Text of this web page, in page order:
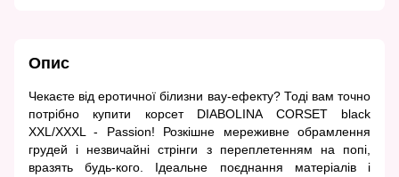
Опис
Чекаєте від еротичної білизни вау-ефекту? Тоді вам точно
потрібно купити корсет DIABOLINA CORSET black
XXL/XXXL - Passion! Розкішне мереживне обрамлення
грудей і незвичайні стрінги з переплетенням на попі,
вразять будь-кого. Ідеальне поєднання матеріалів і